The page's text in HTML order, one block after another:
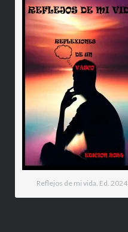
Reflejos de mi vida. Ed. 2024